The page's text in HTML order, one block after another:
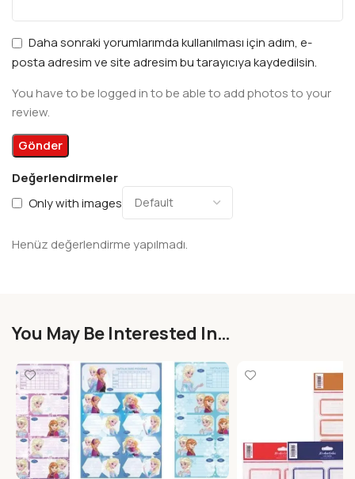
Değerlendirmeler
Only with images
Henüz değerlendirme yapılmadı.
Daha sonraki yorumlarımda kullanılması için adım, e-
posta adresim ve site adresim bu tarayıcıya kaydedilsin.
You have to be logged in to be able to add photos to your
review.
You May Be Interested In…